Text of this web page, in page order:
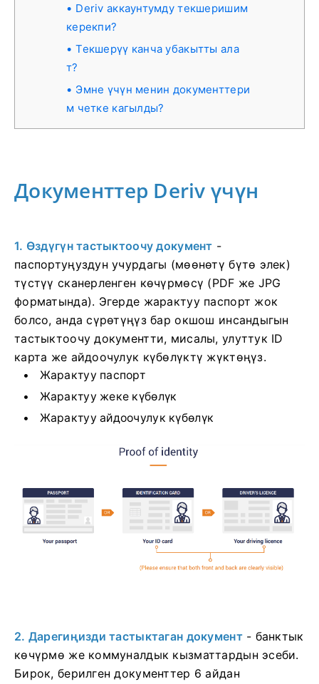
Deriv аккаунтумду текшеришим
керекпи?
Текшерүү канча убакытты ала
т?
Эмне үчүн менин документтери
м четке кагылды?
Документтер Deriv үчүн
1. Өздүгүн тастыктоочу документ -
паспортуңуздун учурдагы (мөөнөтү бүтө элек)
түстүү сканерленген көчүрмөсү (PDF же JPG
форматында). Эгерде жарактуу паспорт жок
болсо, анда сүрөтүңүз бар окшош инсандыгын
тастыктоочу документти, мисалы, улуттук ID
карта же айдоочулук күбөлүктү жүктөңүз.
Жарактуу паспорт
Жарактуу жеке күбөлүк
Жарактуу айдоочулук күбөлүк
2. Дарегиңизди тастыктаган документ- банктык
көчүрмө же коммуналдык кызматтардын эсеби.
Бирок, берилген документтер 6 айдан